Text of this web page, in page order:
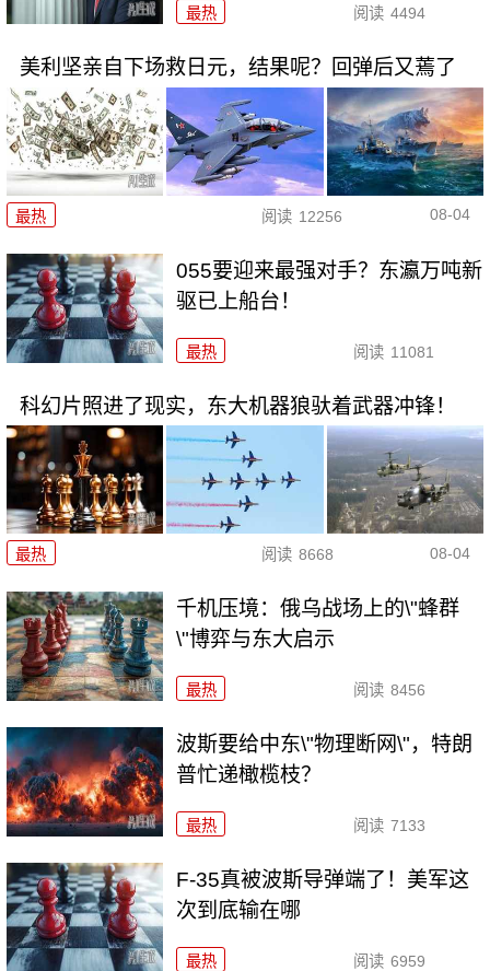
最热 阅读 4494
美利坚亲自下场救日元，结果呢？回弹后又蔫了
最热 阅读 12256 08-04
055要迎来最强对手？东瀛万吨新
驱已上船台！
最热 阅读 11081
科幻片照进了现实，东大机器狼驮着武器冲锋！
最热 阅读 8668 08-04
千机压境：俄乌战场上的\"蜂群
\"博弈与东大启示
最热 阅读 8456
波斯要给中东\"物理断网\"，特朗
普忙递橄榄枝？
最热 阅读 7133
F-35真被波斯导弹端了！美军这
次到底输在哪
最热 阅读 6959